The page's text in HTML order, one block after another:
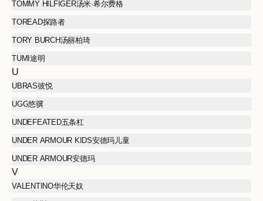
TOMMY HILFIGER汤米·希尔费格
TOREAD探路者
TORY BURCH汤丽柏琦
TUMI途明
U
UBRAS彼悦
UGG悠骥
UNDEFEATED五条杠
UNDER ARMOUR KIDS安德玛儿童
UNDER ARMOUR安德玛
V
VALENTINO华伦天奴